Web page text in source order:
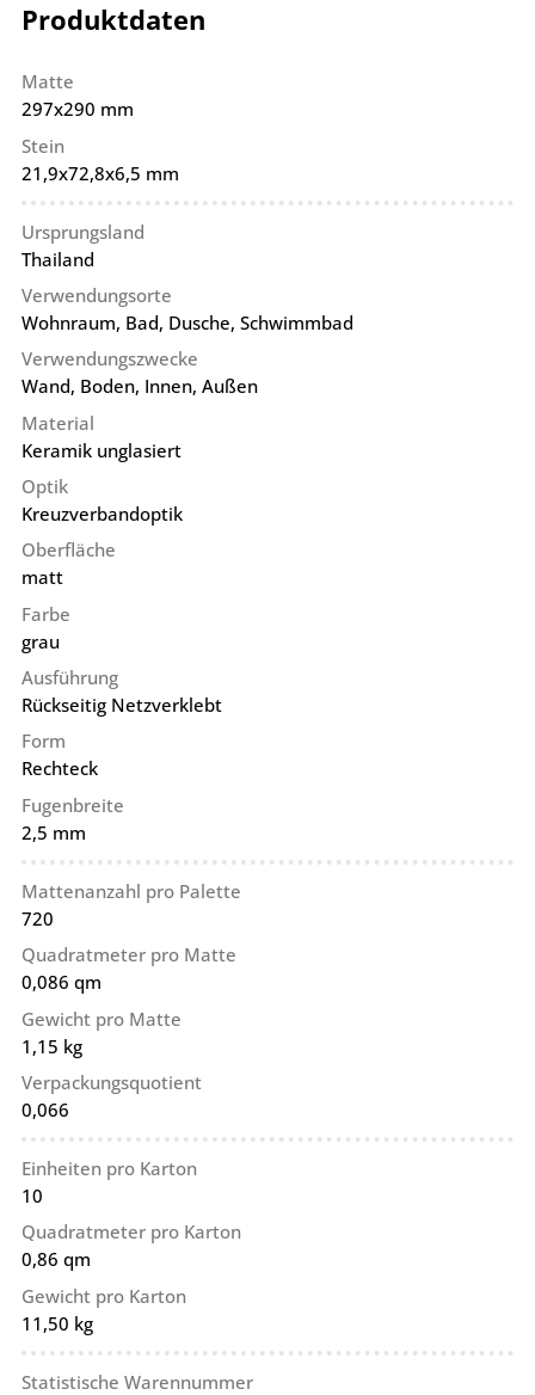
Produktdaten
Matte
297x290 mm
Stein
21,9x72,8x6,5 mm
Ursprungsland
Thailand
Verwendungsorte
Wohnraum, Bad, Dusche, Schwimmbad
Verwendungszwecke
Wand, Boden, Innen, Außen
Material
Keramik unglasiert
Optik
Kreuzverbandoptik
Oberfläche
matt
Farbe
grau
Ausführung
Rückseitig Netzverklebt
Form
Rechteck
Fugenbreite
2,5 mm
Mattenanzahl pro Palette
720
Quadratmeter pro Matte
0,086 qm
Gewicht pro Matte
1,15 kg
Verpackungsquotient
0,066
Einheiten pro Karton
10
Quadratmeter pro Karton
0,86 qm
Gewicht pro Karton
11,50 kg
Statistische Warennummer